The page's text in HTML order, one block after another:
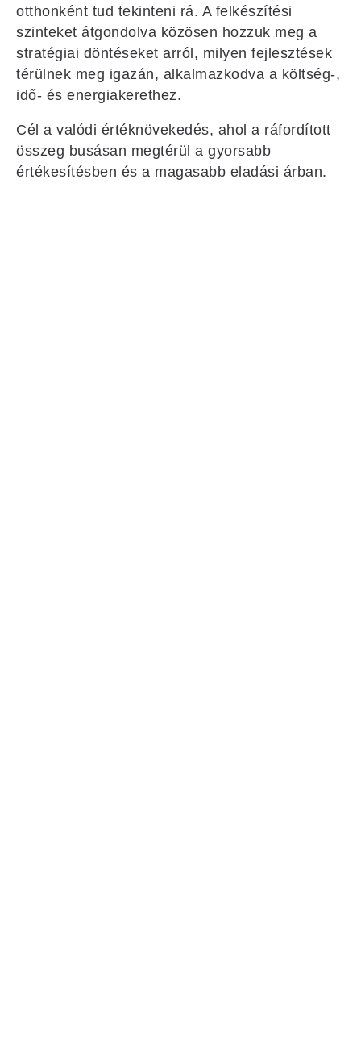
otthonként tud tekinteni rá. A felkészítési
szinteket átgondolva közösen hozzuk meg a
stratégiai döntéseket arról, milyen fejlesztések
térülnek meg igazán, alkalmazkodva a költség-,
idő- és energiakerethez.
Cél a valódi értéknövekedés, ahol a ráfordított
összeg busásan megtérül a gyorsabb
értékesítésben és a magasabb eladási árban.